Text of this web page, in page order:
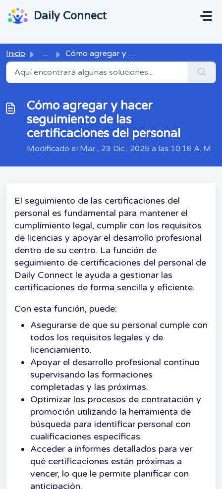
Daily Connect
Inicio ... Cómo agregar y hacer seguimiento de las certificaciones d...
Cómo agregar y hacer
seguimiento de las
certificaciones del personal
Modificado el Mar., 23 Dic., 2025 a las 10:16 A. M.
El seguimiento de las certificaciones del
personal es fundamental para mantener el
cumplimiento legal, cumplir con los requisitos
de licencias y apoyar el desarrollo profesional
dentro de su centro. La función de
seguimiento de certificaciones del personal de
Daily Connect le ayuda a gestionar las
certificaciones de forma sencilla y eficiente.
Con esta función, puede:
Asegurarse de que su personal cumple con
todos los requisitos legales y de
licenciamiento.
Apoyar el desarrollo profesional continuo
supervisando las formaciones
completadas y las próximas.
Optimizar los procesos de contratación y
promoción utilizando la herramienta de
búsqueda para identificar personal con
cualificaciones específicas.
Acceder a informes detallados para ver
qué certificaciones están próximas a
vencer, lo que le permite planificar con
anticipación.